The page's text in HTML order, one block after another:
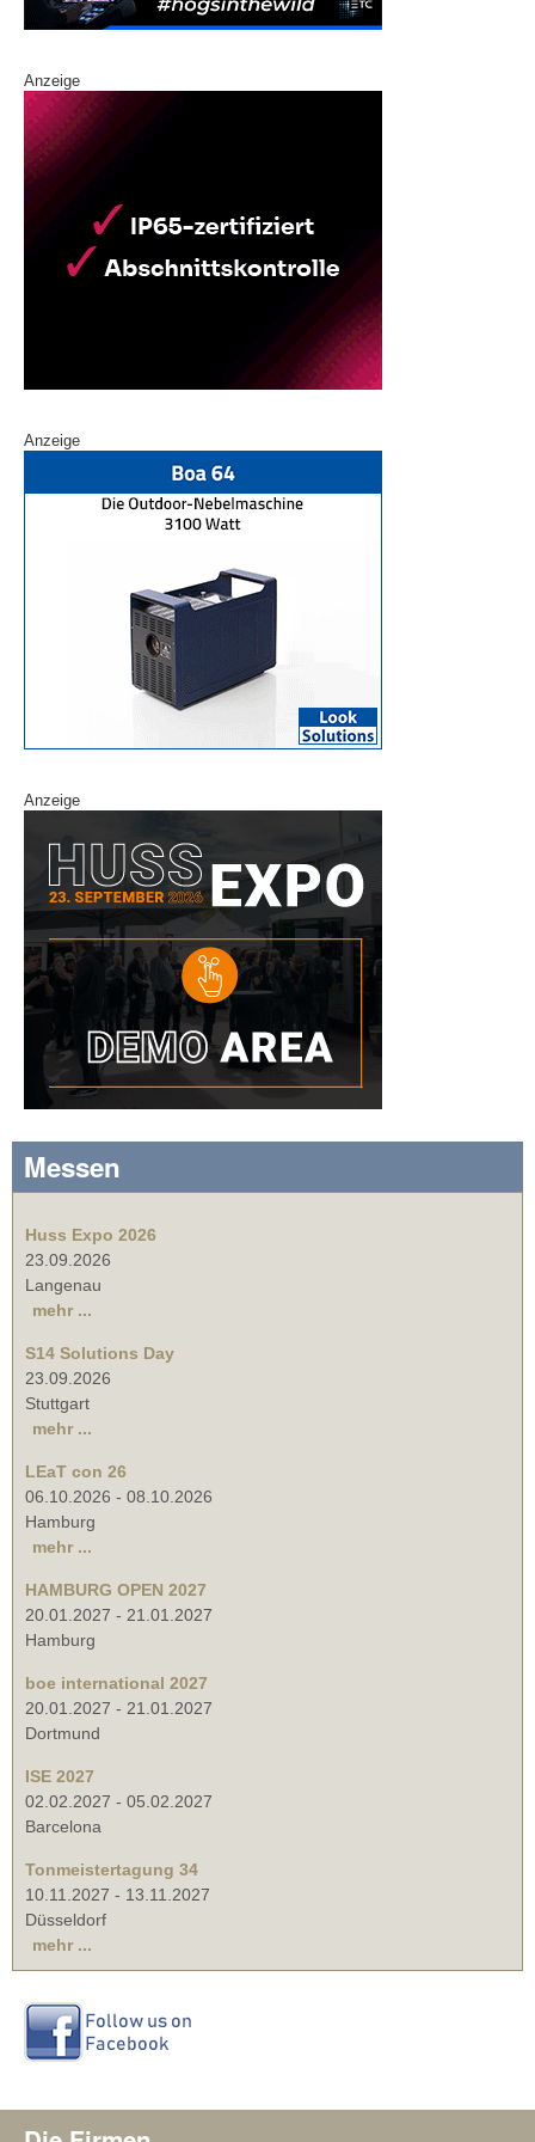
Anzeige
Anzeige
Anzeige
Messen
Huss Expo 2026
23.09.2026
Langenau
mehr ...
S14 Solutions Day
23.09.2026
Stuttgart
mehr ...
LEaT con 26
06.10.2026 - 08.10.2026
Hamburg
mehr ...
HAMBURG OPEN 2027
20.01.2027 - 21.01.2027
Hamburg
boe international 2027
20.01.2027 - 21.01.2027
Dortmund
ISE 2027
02.02.2027 - 05.02.2027
Barcelona
Tonmeistertagung 34
10.11.2027 - 13.11.2027
Düsseldorf
mehr ...